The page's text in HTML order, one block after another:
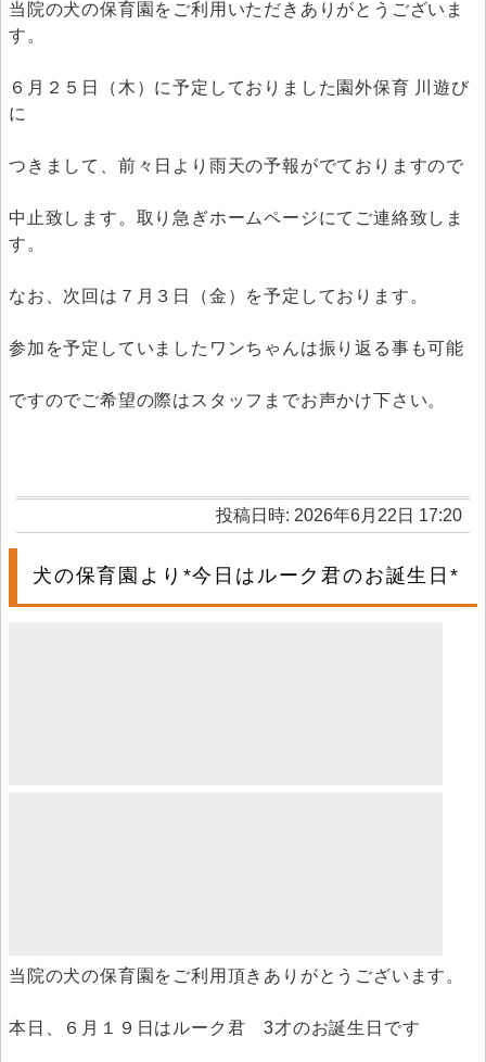
当院の犬の保育園をご利用いただきありがとうございま
す。
６月２５日（木）に予定しておりました園外保育 川遊び
に
つきまして、前々日より雨天の予報がでておりますので
中止致します。取り急ぎホームページにてご連絡致しま
す。
なお、次回は７月３日（金）を予定しております。
参加を予定していましたワンちゃんは振り返る事も可能
ですのでご希望の際はスタッフまでお声かけ下さい。
投稿日時: 2026年6月22日 17:20
犬の保育園より*今日はルーク君のお誕生日*
当院の犬の保育園をご利用頂きありがとうございます。
本日、６月１９日はルーク君 3才のお誕生日です